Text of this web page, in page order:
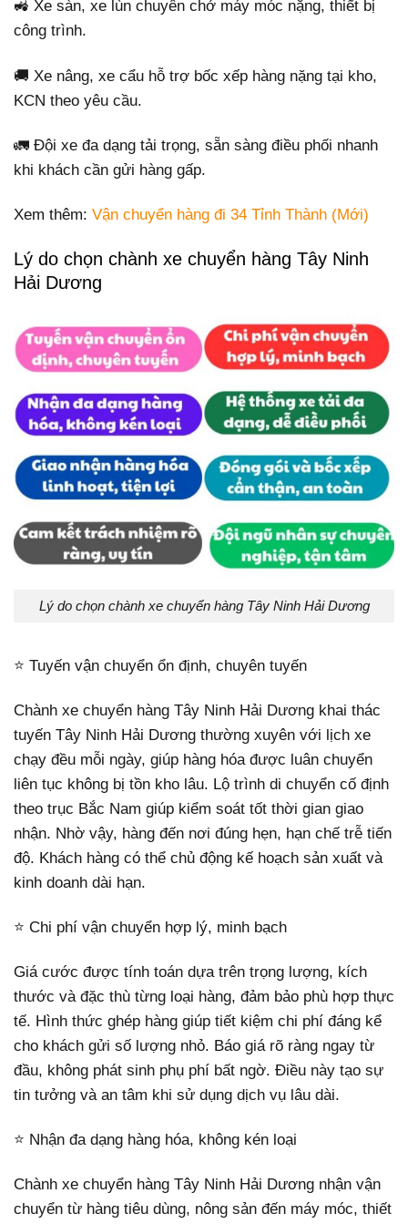
🚜 Xe sàn, xe lùn chuyên chở máy móc nặng, thiết bị
công trình.
🚚 Xe nâng, xe cẩu hỗ trợ bốc xếp hàng nặng tại kho,
KCN theo yêu cầu.
🚛 Đội xe đa dạng tải trọng, sẵn sàng điều phối nhanh
khi khách cần gửi hàng gấp.
Xem thêm: Vận chuyển hàng đi 34 Tỉnh Thành (Mới)
Lý do chọn chành xe chuyển hàng Tây Ninh
Hải Dương
Lý do chọn chành xe chuyển hàng Tây Ninh Hải Dương
⭐ Tuyến vận chuyển ổn định, chuyên tuyến
Chành xe chuyển hàng Tây Ninh Hải Dương khai thác
tuyến Tây Ninh Hải Dương thường xuyên với lịch xe
chạy đều mỗi ngày, giúp hàng hóa được luân chuyển
liên tục không bị tồn kho lâu. Lộ trình di chuyển cố định
theo trục Bắc Nam giúp kiểm soát tốt thời gian giao
nhận. Nhờ vậy, hàng đến nơi đúng hẹn, hạn chế trễ tiến
độ. Khách hàng có thể chủ động kế hoạch sản xuất và
kinh doanh dài hạn.
⭐ Chi phí vận chuyển hợp lý, minh bạch
Giá cước được tính toán dựa trên trọng lượng, kích
thước và đặc thù từng loại hàng, đảm bảo phù hợp thực
tế. Hình thức ghép hàng giúp tiết kiệm chi phí đáng kể
cho khách gửi số lượng nhỏ. Báo giá rõ ràng ngay từ
đầu, không phát sinh phụ phí bất ngờ. Điều này tạo sự
tin tưởng và an tâm khi sử dụng dịch vụ lâu dài.
⭐ Nhận đa dạng hàng hóa, không kén loại
Chành xe chuyển hàng Tây Ninh Hải Dương nhận vận
chuyển từ hàng tiêu dùng, nông sản đến máy móc, thiết